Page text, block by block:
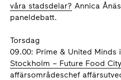
våra stadsdelar? Annica
paneldebatt.
Torsdag
09.00: Prime & United Minds
Stockholm – Future Food
affärsområdeschef